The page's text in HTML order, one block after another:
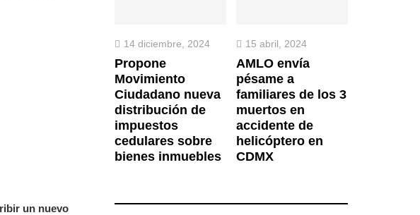
un nuevo
14 diciembre, 2024
Propone
Movimiento
Ciudadano nueva
distribución de
impuestos
cedulares sobre
bienes inmuebles
15 abril, 2024
AMLO envía
pésame a
familiares de los 3
muertos en
accidente de
helicóptero en
CDMX